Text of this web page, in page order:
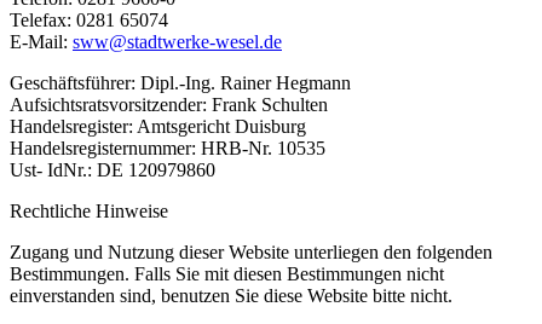
Telefax: 0281 65074
E-Mail: sww@stadtwerke-wesel.de
Geschäftsführer: Dipl.-Ing. Rainer Hegmann
Aufsichtsratsvorsitzender: Frank Schulten
Handelsregister: Amtsgericht Duisburg
Handelsregisternummer: HRB-Nr. 10535
Ust- IdNr.: DE 120979860
Rechtliche Hinweise
Zugang und Nutzung dieser Website unterliegen den folgenden
Bestimmungen. Falls Sie mit diesen Bestimmungen nicht
einverstanden sind, benutzen Sie diese Website bitte nicht.